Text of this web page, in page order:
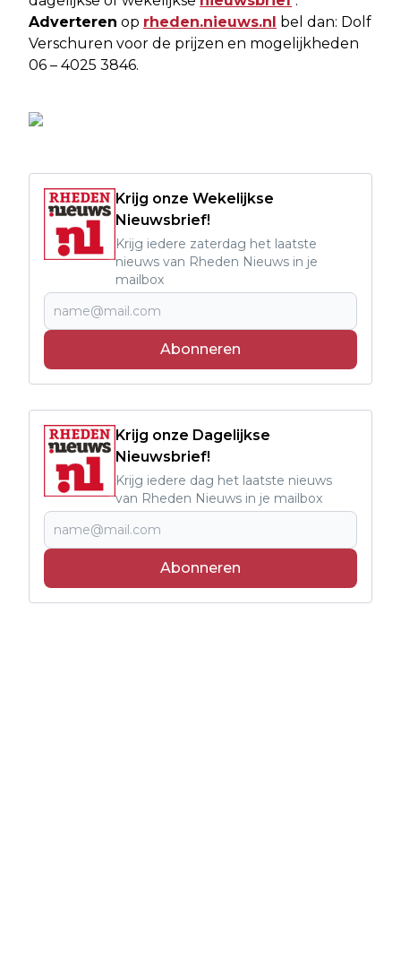
Adverteren op rheden.nieuws.nl bel dan: Dolf
Verschuren voor de prijzen en mogelijkheden
06 – 4025 3846.
Krijg onze Wekelijkse
Nieuwsbrief!
Krijg iedere zaterdag het laatste
nieuws van Rheden Nieuws in je
mailbox
Abonneren
Krijg onze Dagelijkse
Nieuwsbrief!
Krijg iedere dag het laatste nieuws
van Rheden Nieuws in je mailbox
Abonneren